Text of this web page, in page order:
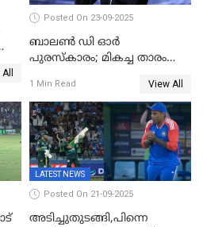
Posted On 23-09-2025
ബാലണ്‍ ഡി ഓര്‍
പുരസ്‌കാരം; മികച്ച താരം
1 Min Read View All
LATEST NEWS
Posted On 21-09-2025
അടിച്ചുതുടങ്ങി,പിന്നെ